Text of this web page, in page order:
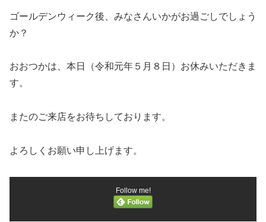
ゴールデンウィーク後、みなさんいかがお過ごしでしょう
か？
おおつかは、本日（令和元年５月８日）お休みいただきま
す。
またのご来店をお待ちしております。
よろしくお願い申し上げます。
Follow me!